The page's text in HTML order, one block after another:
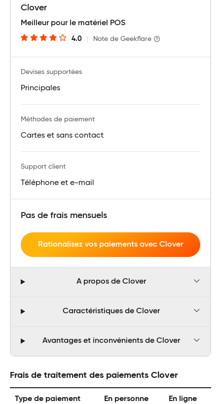
Clover
Meilleur pour le matériel POS
4.0 Note de Geekflare
Devises supportées
Principales
Méthodes de paiement
Cartes et sans contact
Support client
Téléphone et e-mail
Pas de frais mensuels
Rationalisez vos paiements avec Clover
A propos de Clover
Caractéristiques de Clover
Avantages et inconvénients de Clover
Frais de traitement des paiements Clover
Type de paiement En personne En ligne